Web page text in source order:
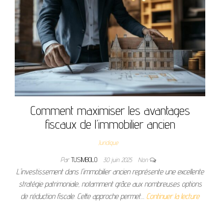
Comment maximiser les avantages
fiscaux de l’immobilier ancien
Juridique
ParTUSIMBOLO 30 juin 2025 Non
L'investissement dans l'immobilier ancien représente une excellente
stratégie patrimoniale, notamment grâce aux nombreuses options
de réduction fiscale. Cette approche permet… Continuer la lecture